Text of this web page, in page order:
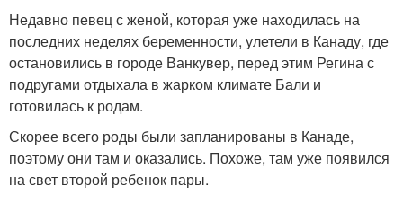
Недавно певец с женой, которая уже находилась на
последних неделях беременности, улетели в Канаду, где
остановились в городе Ванкувер, перед этим Регина с
подругами отдыхала в жарком климате Бали и
готовилась к родам.
Скорее всего роды были запланированы в Канаде,
поэтому они там и оказались. Похоже, там уже появился
на свет второй ребенок пары.